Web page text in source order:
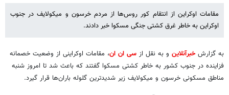
مقامات اوکراین از انتقام کور روس‌ها از مردم خرسون و میکولایف در جنوب
اوکراین به خاطر غرق کشتی جنگی مسکوا خبر دادند.
به گزارشخبرآنلاین و به نقل از سی ان ان، مقامات اوکراینی از وضعیت خصمانه
فزاینده در جنوب کشور به خاطر کشتی مسکوا گفتند که باعث شد تا امروز شنبه
مناطق مسکونی خرسون و میکولایف زیر شدیدترین گلوله باران‌ها قرار گیرد.